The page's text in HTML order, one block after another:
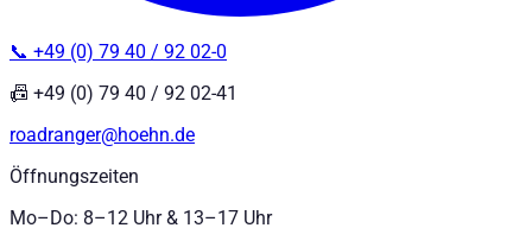
📞 +49 (0) 79 40 / 92 02-0
📠 +49 (0) 79 40 / 92 02-41
roadranger@hoehn.de
Öffnungszeiten
Mo–Do: 8–12 Uhr & 13–17 Uhr